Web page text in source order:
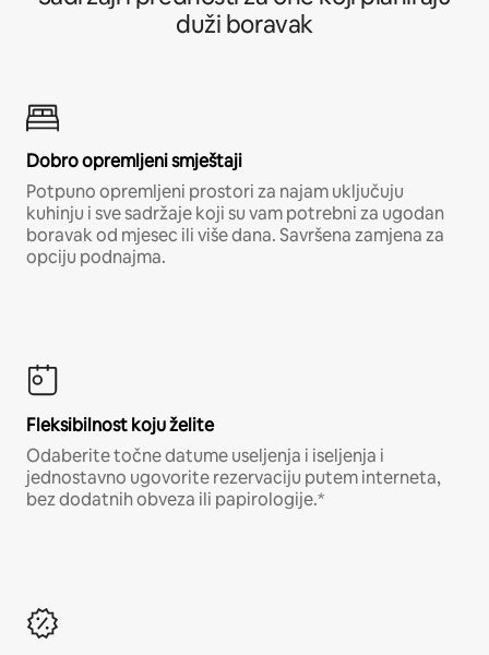
duži boravak
Dobro opremljeni smještaji
Potpuno opremljeni prostori za najam uključuju
kuhinju i sve sadržaje koji su vam potrebni za ugodan
boravak od mjesec ili više dana. Savršena zamjena za
opciju podnajma.
Fleksibilnost koju želite
Odaberite točne datume useljenja i iseljenja i
jednostavno ugovorite rezervaciju putem interneta,
bez dodatnih obveza ili papirologije.*